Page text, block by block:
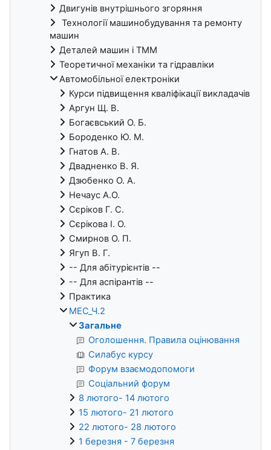
Двигунів внутрішнього згоряння
Технології машинобудування та ремонту
машин
Деталей машин і ТММ
Теоретичної механіки та гідравліки
Автомобільної електроніки
Курси підвищення кваліфікації викладачів
Аргун Щ. В.
Богаєвський О. Б.
Бороденко Ю. М.
Гнатов А. В.
Двадненко В. Я.
Дзюбенко О. А.
Нечаус А.О.
Сєріков Г. С.
Сєрікова І. О.
Смирнов О. П.
Ягуп В. Г.
-- Для абітурієнтів --
-- Для аспірантів --
Практика
МЕС_Ч.2
Загальне
Оголошення. Правила оцінювання
Силабус курсу
Форум взаємодопомоги
Соціальний форум
8 лютого- 14 лютого
15 лютого- 21 лютого
22 лютого- 28 лютого
1 березня - 7 березня